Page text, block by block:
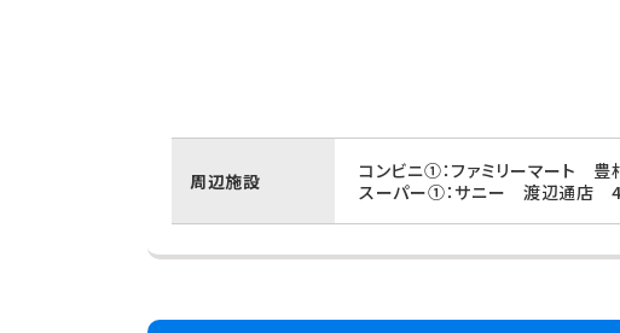
周辺施設 コンビニ①：ファミリーマート
スーパー①：サニー 渡辺通店